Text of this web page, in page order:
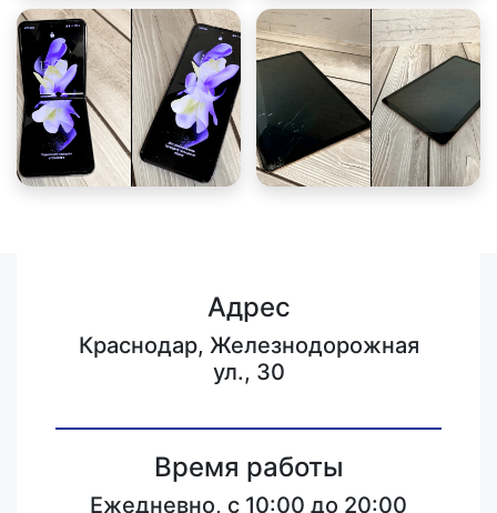
Адрес
Краснодар, Железнодорожная
ул., 30
Время работы
Ежедневно, с 10:00 до 20:00